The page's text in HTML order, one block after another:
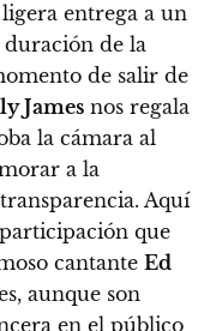
entrega a un
de la
de salir de
James nos regala
la cámara al
a la
Aquí
que
cantante Ed
aunque son
en el público